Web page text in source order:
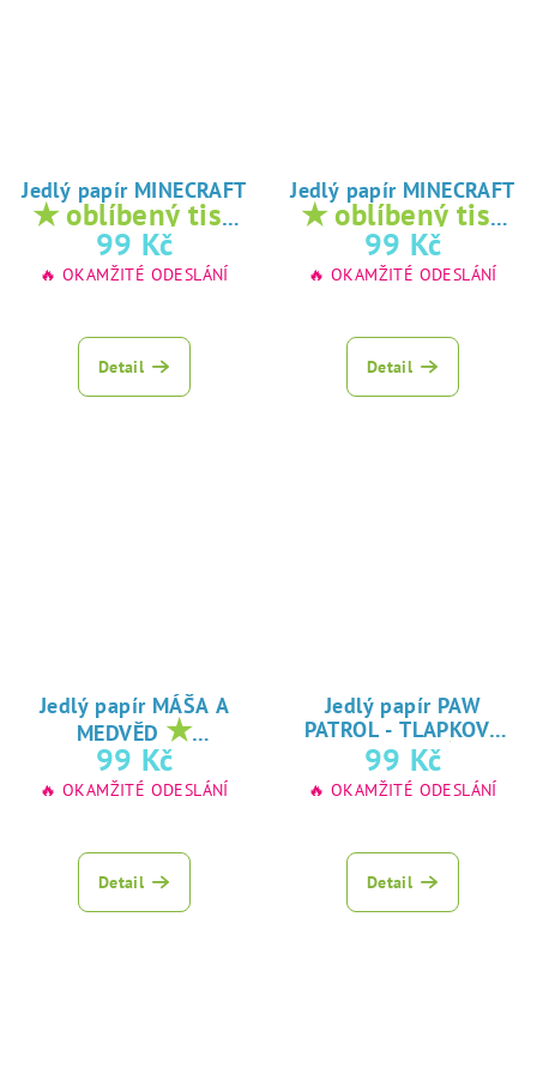
Jedlý papír MINECRAFT
★ oblíbený tisk
na jedlý papír
99 Kč
🔥 OKAMŽITÉ ODESLÁNÍ
Detail
Jedlý papír MINECRAFT
★ oblíbený tisk
na jedlý papír
99 Kč
🔥 OKAMŽITÉ ODESLÁNÍ
Detail
Jedlý papír MÁŠA A
MEDVĚD ★
oblíbený tisk na
jedlý papír
99 Kč
🔥 OKAMŽITÉ ODESLÁNÍ
Detail
Jedlý papír PAW
PATROL - TLAPKOVÁ
PATROLA★
oblíbený tisk na
jedlý papír
99 Kč
🔥 OKAMŽITÉ ODESLÁNÍ
Detail